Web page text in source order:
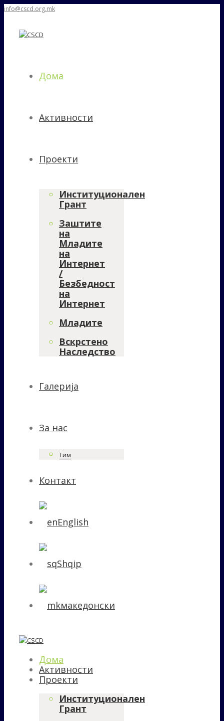
info@cscd.org.mk
Дома
Активности
Проекти
Институционален
Грант
Заштите
на
Младите
на
Интернет
/
Безбедност
на
Интернет
Младите
Вскрстено
Наследство
Галерија
За нас
Тим
Контакт
English
Shqip
македонски
Дома
Активности
Проекти
Институционален
Грант